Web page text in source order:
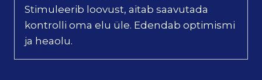
Stimuleerib loovust, aitab saavutada
kontrolli oma elu üle. Edendab optimismi
ja heaolu.